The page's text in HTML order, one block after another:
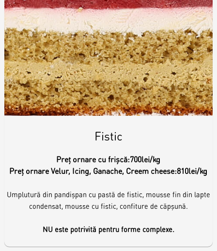
Fistic
Preț ornare cu frișcă:700lei/kg
Preț ornare Velur, Icing, Ganache, Creem cheese:810lei/kg
Umplutură din pandișpan cu pastă de fistic, mousse fin din lapte
condensat, mousse cu fistic, confiture de căpșună.
NU este potrivită pentru forme complexe.